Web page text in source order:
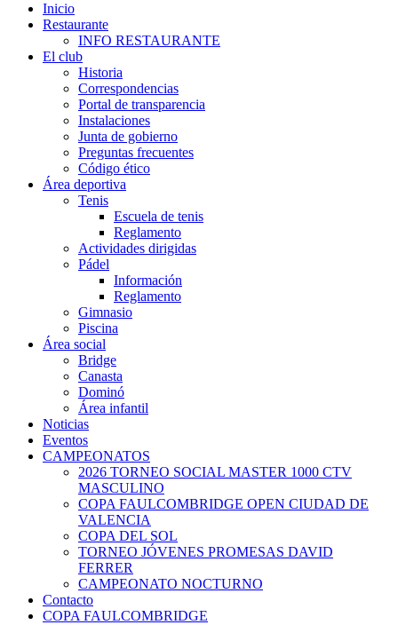
Inicio
Restaurante
INFO RESTAURANTE
El club
Historia
Correspondencias
Portal de transparencia
Instalaciones
Junta de gobierno
Preguntas frecuentes
Código ético
Área deportiva
Tenis
Escuela de tenis
Reglamento
Actividades dirigidas
Pádel
Información
Reglamento
Gimnasio
Piscina
Área social
Bridge
Canasta
Dominó
Área infantil
Noticias
Eventos
CAMPEONATOS
2026 TORNEO SOCIAL MASTER 1000 CTV
MASCULINO
COPA FAULCOMBRIDGE OPEN CIUDAD DE
VALENCIA
COPA DEL SOL
TORNEO JÓVENES PROMESAS DAVID
FERRER
CAMPEONATO NOCTURNO
Contacto
COPA FAULCOMBRIDGE